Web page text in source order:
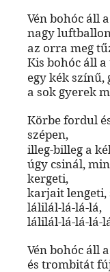
Vén bohóc áll
nagy
az orra meg
Kis bohóc áll a
egy kék színű,
a sok gyerek
Körbe fordul
szépen,
illeg-billeg a
úgy csinál,
kergeti,
karjait lengeti,
lálilál-lá-lá-lá,
lálilál-lá-lá-lá-
Vén bohóc áll
és trombitát